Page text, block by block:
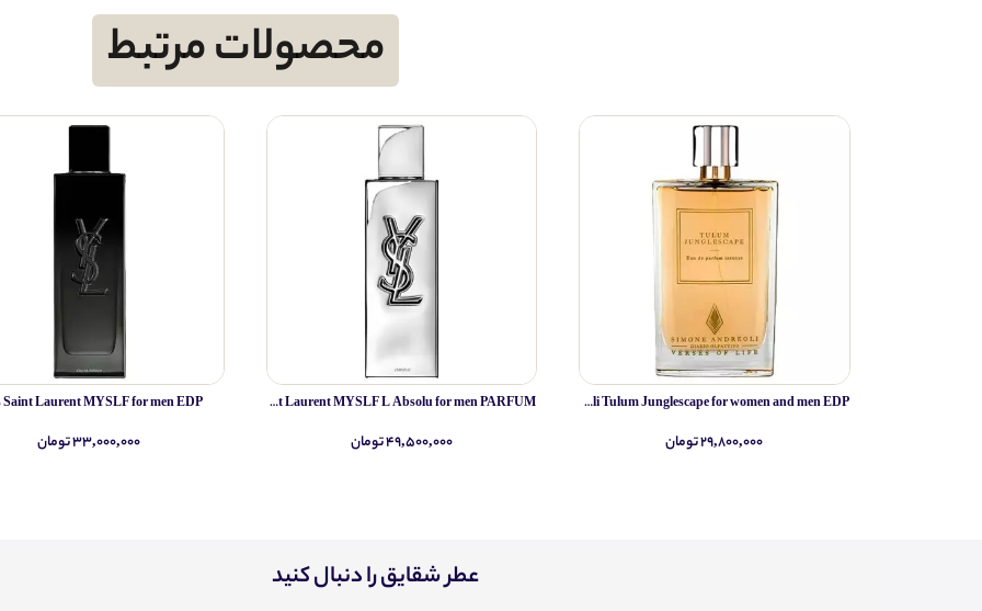
محصولات مرتبط
Simone Andreoli Tulum Junglescape for women and men EDP
۲۹,۸۰۰,۰۰۰ تومان
Yves Saint Laurent MYSLF L Absolu for men PARFUM
۴۹,۵۰۰,۰۰۰ تومان
Saint Laurent MYSLF for men EDP
۳۳,۰۰۰,۰۰۰ تومان
عطر شقایق را دنبال کنید